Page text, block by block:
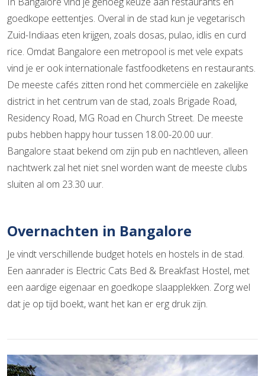
goedkope eettentjes. Overal in de stad kun je vegetarisch
Zuid-Indiaas eten krijgen, zoals dosas, pulao, idlis en curd
rice. Omdat Bangalore een metropool is met vele expats
vind je er ook internationale fastfoodketens en restaurants.
De meeste cafés zitten rond het commerciële en zakelijke
district in het centrum van de stad, zoals Brigade Road,
Residency Road, MG Road en Church Street. De meeste
pubs hebben happy hour tussen 18.00-20.00 uur.
Bangalore staat bekend om zijn pub en nachtleven, alleen
nachtwerk zal het niet snel worden want de meeste clubs
sluiten al om 23.30 uur.
Overnachten in Bangalore
Je vindt verschillende budget hotels en hostels in de stad.
Een aanrader is Electric Cats Bed & Breakfast Hostel, met
een aardige eigenaar en goedkope slaapplekken. Zorg wel
dat je op tijd boekt, want het kan er erg druk zijn.